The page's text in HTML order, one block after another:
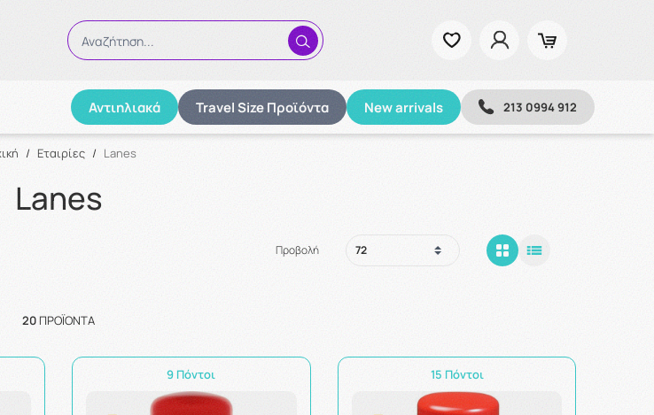
Αναζήτηση...
Αντιηλιακά Travel Size Προϊόντα New arrivals 213 0994 912
Αναζήτηση
/ Εταιρίες / Lanes
Lanes
Προβολή
20ΠΡΟΪΌΝΤΑ
9 Πόντοι 15 Πόντοι